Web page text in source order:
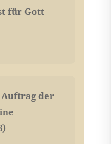
für Gott
der